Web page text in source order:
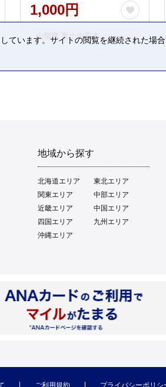
1,000円
山梨県 富士吉田市
地域から探す
北海道エリア
東北エリア
関東エリア
中部エリア
近畿エリア
中国エリア
四国エリア
九州エリア
沖縄エリア
います。サイトの閲覧を継続された場